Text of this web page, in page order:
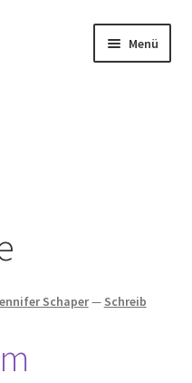
Menü
Schaper— Schreib